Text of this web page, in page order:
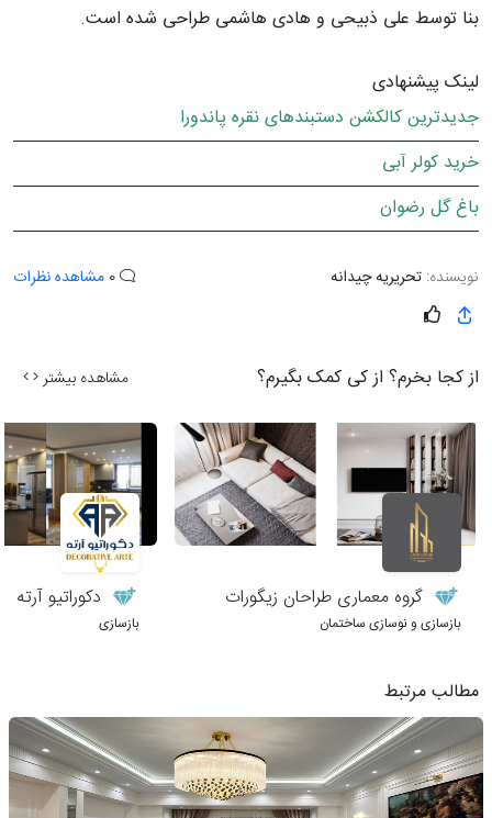
بنا توسط علی ذبیحی و هادی هاشمی طراحی شده است.
لینک پیشنهادی
جدیدترین کالکشن دستبندهای نقره پاندورا
خرید کولر آبی
باغ گل رضوان
نویسنده: تحریریه چیدانه مشاهده نظرات
از کجا بخرم؟ از کی کمک بگیرم؟ مشاهده بیشتر
گروه معماری طراحان زیگورات
بازسازی و نوسازی ساختمان
دکوراتیو آرته
بازسازی
مطالب مرتبط